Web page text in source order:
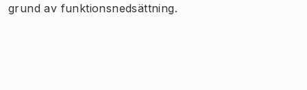
grund av funktionsnedsättning.